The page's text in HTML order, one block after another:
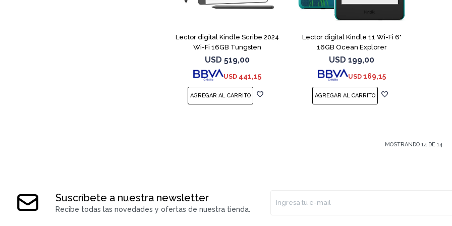
Lector digital Kindle Scribe 2024
Wi-Fi 16GB Tungsten
USD 519,00
USD 441,15
Lector digital Kindle 11 Wi-Fi 6"
16GB Ocean Explorer
USD 199,00
USD 169,15
MOSTRANDO14 DE14
Suscríbete a nuestra newsletter
Recibe todas las novedades y ofertas de nuestra tienda.